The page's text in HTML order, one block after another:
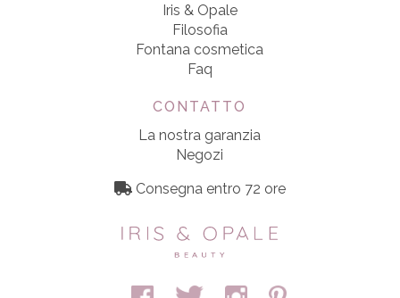
Iris & Opale
Filosofia
Fontana cosmetica
Faq
CONTATTO
La nostra garanzia
Negozi
Consegna entro 72 ore